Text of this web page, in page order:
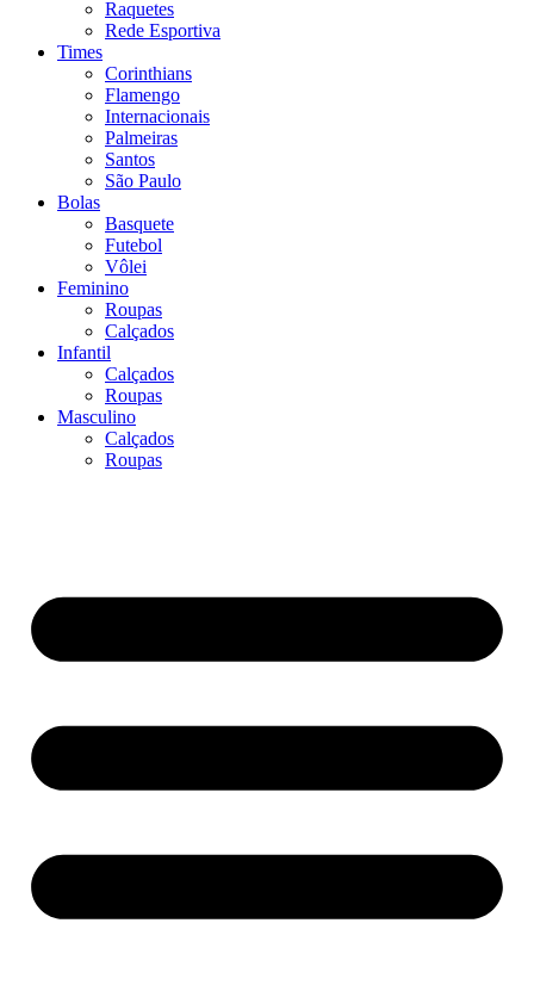
Raquetes
Rede Esportiva
Times
Corinthians
Flamengo
Internacionais
Palmeiras
Santos
São Paulo
Bolas
Basquete
Futebol
Vôlei
Feminino
Roupas
Calçados
Infantil
Calçados
Roupas
Masculino
Calçados
Roupas